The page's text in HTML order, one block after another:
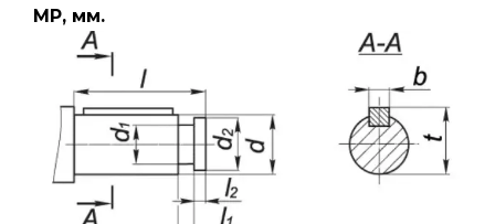
МР, мм.